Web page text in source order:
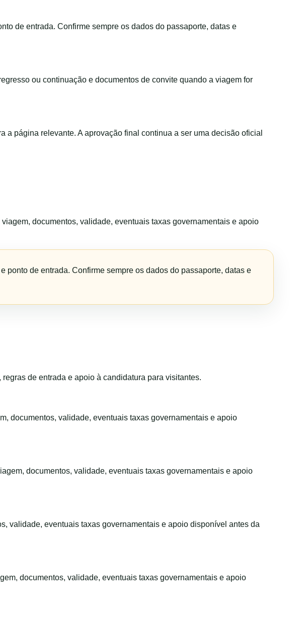
de entrada. Confirme sempre os dados do passaporte, datas e
ou continuação e documentos de convite quando a viagem for
página relevante. A aprovação final continua a ser uma decisão oficial
documentos, validade, eventuais taxas governamentais e apoio
de entrada. Confirme sempre os dados do passaporte, datas e
de entrada e apoio à candidatura para visitantes.
documentos, validade, eventuais taxas governamentais e apoio
documentos, validade, eventuais taxas governamentais e apoio
validade, eventuais taxas governamentais e apoio disponível antes da
documentos, validade, eventuais taxas governamentais e apoio